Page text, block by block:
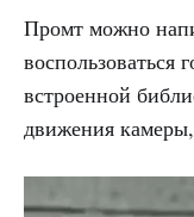
Промт можно
встроенной
движения